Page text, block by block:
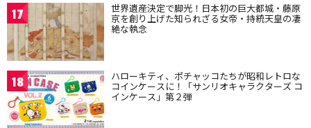
17 世界遺産決定で脚光！日本初の巨大都城・藤原
京を創り上げた知られざる女帝・持統天皇の凄
絶な執念
18 ハローキティ、ポチャッコたちが昭和レトロな
コインケースに！「サンリオキャラクターズ コ
インケース」第２弾